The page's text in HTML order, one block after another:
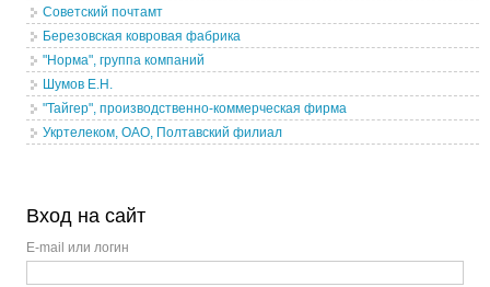
Советский почтамт
Березовская ковровая фабрика
"Норма", группа компаний
Шумов Е.Н.
"Тайгер", производственно-коммерческая фирма
Укртелеком, ОАО, Полтавский филиал
Вход на сайт
E-mail или логин